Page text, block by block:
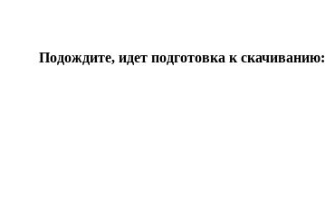
Подождите, идет подготовка к скачиванию: